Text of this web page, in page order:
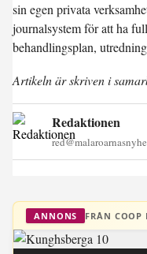
sin egen privata
journalsystem för att ha
behandlingsplan,
Artikeln är skriven i
Redaktionen
ANNONS FRÅN COOP